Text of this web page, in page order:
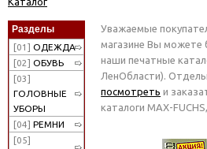
Разделы
[01] ОДЕЖДА
[02] ОБУВЬ
[03]
ГОЛОВНЫЕ
УБОРЫ
[04] РЕМНИ
[05]
Уважаемые
магазине Вы можете
наши печатные
ЛенОбласти).
посмотреть и
каталоги MAX-